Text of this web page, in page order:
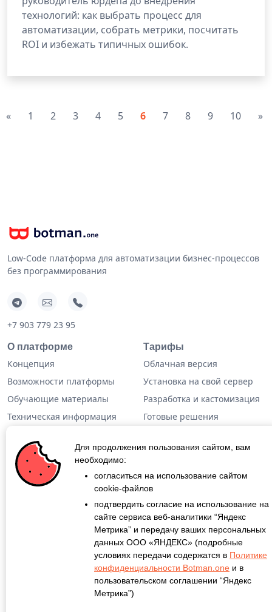
технологий: как выбрать процесс для
автоматизации, собрать метрики, посчитать
ROI и избежать типичных ошибок.
« 1 2 3 4 5 6 7 8 9 10 »
Low-Code платформа для автоматизации бизнес-процессов
без программирования
+7 903 779 23 95
О платформе
Концепция
Возможности платформы
Обучающие материалы
Техническая информация
информация
Тарифы
Облачная версия
Установка на свой сервер
Разработка и кастомизация
Готовые решения
Кейсы
Все права защищены.
Для продолжения пользования сайтом, вам
необходимо:
согласиться на использование сайтом
cookie-файлов
подтвердить согласие на использование на
сайте сервиса веб-аналитики “Яндекс
Метрика” и передачу ваших персональных
данных ООО «ЯНДЕКС» (подробные
условиях передачи содержатся в Политике
конфиденциальности Botman.one и в
пользовательском соглашении “Яндекс
Метрика”)